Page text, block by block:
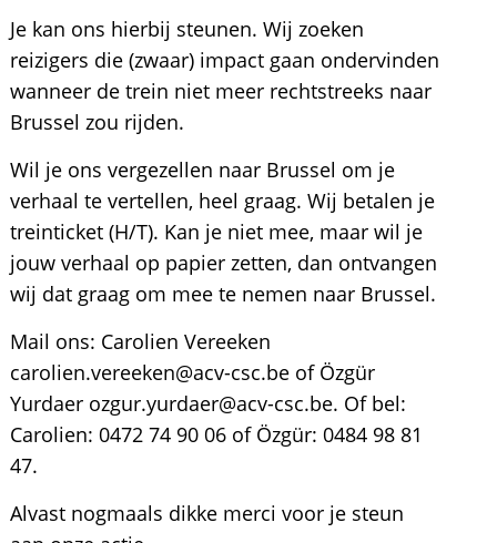
Je kan ons hierbij steunen. Wij zoeken
reizigers die (zwaar) impact gaan ondervinden
wanneer de trein niet meer rechtstreeks naar
Brussel zou rijden.
Wil je ons vergezellen naar Brussel om je
verhaal te vertellen, heel graag. Wij betalen je
treinticket (H/T). Kan je niet mee, maar wil je
jouw verhaal op papier zetten, dan ontvangen
wij dat graag om mee te nemen naar Brussel.
Mail ons: Carolien Vereeken
carolien.vereeken@acv-csc.be of Özgür
Yurdaer ozgur.yurdaer@acv-csc.be. Of bel:
Carolien: 0472 74 90 06 of Özgür: 0484 98 81
47.
Alvast nogmaals dikke merci voor je steun